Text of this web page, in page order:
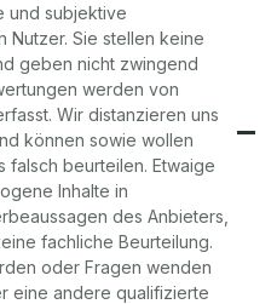
und subjektive
Nutzer. Sie stellen keine
geben nicht zwingend
werden von
Wir distanzieren uns
können sowie wollen
falsch beurteilen. Etwaige
Inhalte in
des Anbieters,
fachliche Beurteilung.
oder Fragen wenden
eine andere qualifizierte